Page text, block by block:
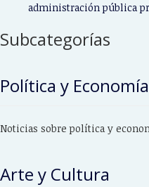
administración pública
Subcategorías
Política y Economía
Noticias sobre política y
Arte y Cultura